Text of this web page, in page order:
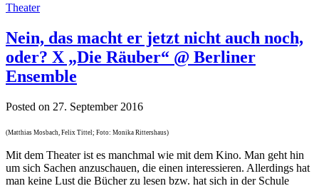
Theater
Nein, das macht er jetzt nicht auch noch,
oder? X „Die Räuber“ @ Berliner
Ensemble
Posted on 27. September 2016
(Matthias Mosbach, Felix Tittel; Foto: Monika Rittershaus)
Mit dem Theater ist es manchmal wie mit dem Kino. Man geht hin
um sich Sachen anzuschauen, die einen interessieren. Allerdings hat
man keine Lust die Bücher zu lesen bzw. hat sich in der Schule